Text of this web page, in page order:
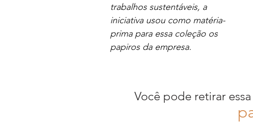
trabalhos sustentáveis, a
iniciativa usou como matéria-
prima para essa coleção os
papiros da empresa.
Você pode retirar